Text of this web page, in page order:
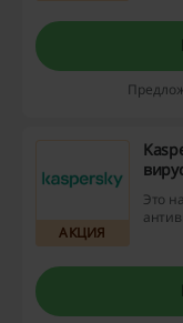
АКЦИЯ
Это